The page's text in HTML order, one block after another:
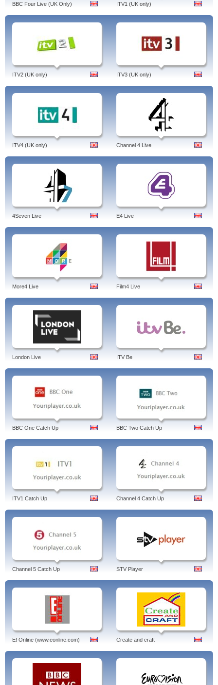
BBC Four Live (UK Only) ITV1 (UK only)
ITV2 (UK only) ITV3 (UK only)
ITV4 (UK only) Channel 4 Live
4Seven Live E4 Live
More4 Live Film4 Live
London Live ITV Be
BBC One Catch Up BBC Two Catch Up
ITV1 Catch Up Channel 4 Catch Up
Channel 5 Catch Up STV Player
E! Online (www.eonline.com) Create and craft